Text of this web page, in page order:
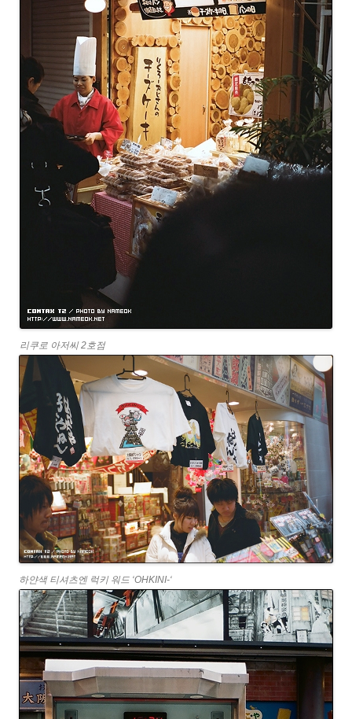
리쿠로 아저씨 2호점
하얀색 티셔츠엔 럭키 워드 ‘OHKINI-‘